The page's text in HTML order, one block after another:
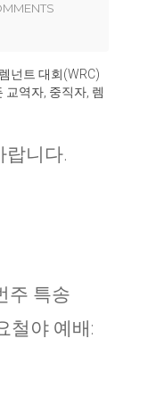
넌트 대회(WRC)
교역자 중직자 렘
랍니다.
주 특송
철야 예배: